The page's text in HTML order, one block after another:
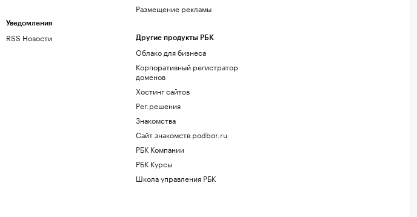
Уведомления
RSS Новости
Размещение рекламы
Другие продукты РБК
Облако для бизнеса
Корпоративный регистратор
доменов
Хостинг сайтов
Рег.решения
Знакомства
Сайт знакомств podbor.ru
РБК Компании
РБК Курсы
Школа управления РБК